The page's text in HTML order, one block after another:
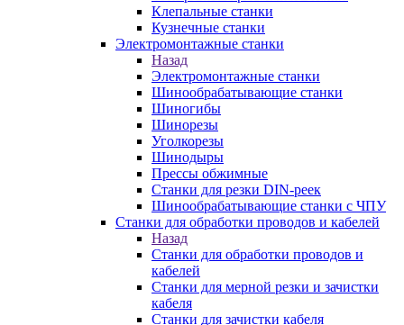
Клепальные станки
Кузнечные станки
Электромонтажные станки
Назад
Электромонтажные станки
Шинообрабатывающие станки
Шиногибы
Шинорезы
Уголкорезы
Шинодыры
Прессы обжимные
Станки для резки DIN-реек
Шинообрабатывающие станки с ЧПУ
Станки для обработки проводов и кабелей
Назад
Станки для обработки проводов и
кабелей
Станки для мерной резки и зачистки
кабеля
Станки для зачистки кабеля